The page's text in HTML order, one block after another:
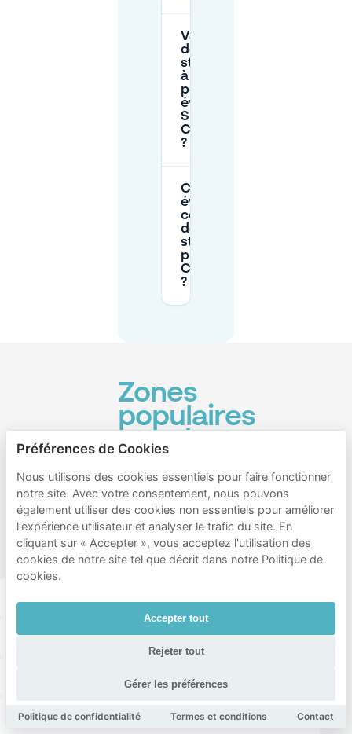
Vaut-il la peine
de réserver un
stationnement
à l’avance
pour les
événements à
Sint
Catharinakerk
?
Comment
éviter les
contraventions
de
stationnement
près de Sint
Catharinakerk
?
Zones
populaires
pour le
stationnement
à
proximité
de Sint
Catharinakerk
Eindhoven centrum Stratum Gestel
Winkelcentrum Bergen Villapark
Elzent-Noord
Wilhelminaplein Eliasterrein - Vonderkwartier
Préférences de Cookies
Nous utilisons des cookies essentiels pour faire fonctionner
notre site. Avec votre consentement, nous pouvons
également utiliser des cookies non essentiels pour améliorer
l'expérience utilisateur et analyser le trafic du site. En
cliquant sur « Accepter », vous acceptez l'utilisation des
cookies de notre site tel que décrit dans notre Politique de
cookies.
Accepter tout
Rejeter tout
Gérer les préférences
Politique de confidentialité Termes et conditions Contact